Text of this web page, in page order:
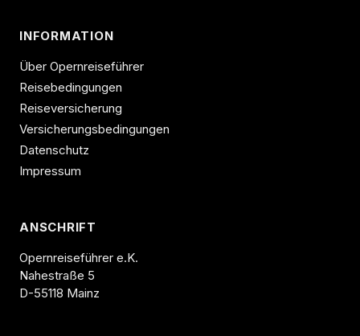
INFORMATION
Über Opernreiseführer
Reisebedingungen
Reiseversicherung
Versicherungsbedingungen
Datenschutz
Impressum
ANSCHRIFT
Opernreiseführer e.K.
Nahestraße 5
D-55118 Mainz